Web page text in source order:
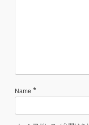
Name *